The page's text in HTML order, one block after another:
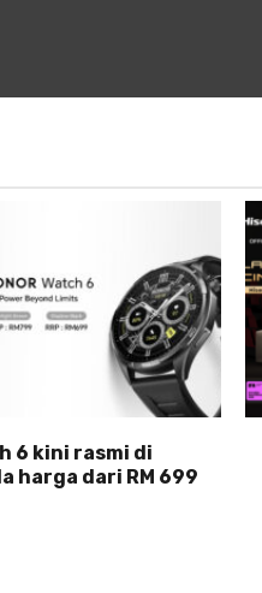
6 kini rasmi di
harga dari RM 699